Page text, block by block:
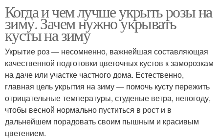
Когда и чем лучше укрыть розы на
зиму. Зачем нужно укрывать
кусты на зиму
Укрытие роз — несомненно, важнейшая составляющая
качественной подготовки цветочных кустов к заморозкам
на даче или участке частного дома. Естественно,
главная цель укрытия на зиму — помочь кусту пережить
отрицательные температуры, студеные ветра, непогоду,
чтобы весной нормально пуститься в рост и в
дальнейшем порадовать своим пышным и красивым
цветением.